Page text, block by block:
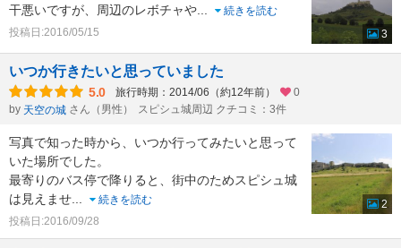
干悪いですが、周辺のレボチャや
続きを読む
投稿日:2016/05/15
3
いつか行きたいと思っていました
5.0 旅行時期：2014/06（約12年前）
0
by 天空の城 さん（男性） スピシュ城周辺 クチコミ：3件
写真で知った時から、いつか行ってみたいと思って
いた場所でした。
最寄りのバス停で降りると、街中のためスピシュ城
は見えませ
続きを読む
投稿日:2016/09/28
2